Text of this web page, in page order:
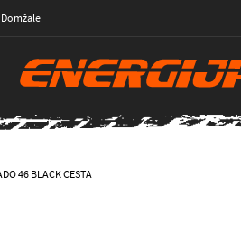
46 BLACK CESTA